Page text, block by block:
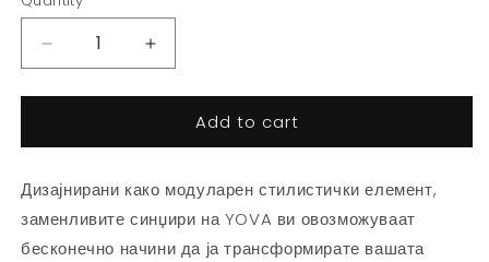
Decrease
quantity
for
синџир
Increase
quantity
for
Тегет
синџир
Add to cart
Дизајнирани како модуларен стилистички елемент,
заменливите синџири на YOVA ви овозможуваат
бесконечно начини да ја трансформирате вашата